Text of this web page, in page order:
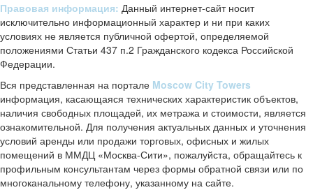
Правовая информация: Данный интернет-сайт носит
исключительно информационный характер и ни при каких
условиях не является публичной офертой, определяемой
положениями Статьи 437 п.2 Гражданского кодекса Российской
Федерации.
Вся представленная на портале Moscow City Towers
информация, касающаяся технических характеристик объектов,
наличия свободных площадей, их метража и стоимости, является
ознакомительной. Для получения актуальных данных и уточнения
условий аренды или продажи торговых, офисных и жилых
помещений в ММДЦ «Москва-Сити», пожалуйста, обращайтесь к
профильным консультантам через формы обратной связи или по
многоканальному телефону, указанному на сайте.